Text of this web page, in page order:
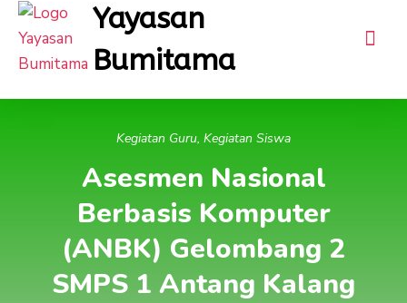
m
Yayasan
Bumitama
Kegiatan Guru, Kegiatan Siswa
Asesmen Nasional
Berbasis Komputer
(ANBK) Gelombang 2
SMPS 1 Antang Kalang